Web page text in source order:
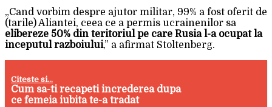
„Cand vorbim despre ajutor militar, 99% a fost oferit de
(tarile) Aliantei, ceea ce a permis ucrainenilor sa
elibereze 50% din teritoriul pe care Rusia l-a ocupat la
inceputul razboiului,” a afirmat Stoltenberg.
Citeste si...
Cum sa-ti recapeti increderea dupa
ce femeia iubita te-a tradat